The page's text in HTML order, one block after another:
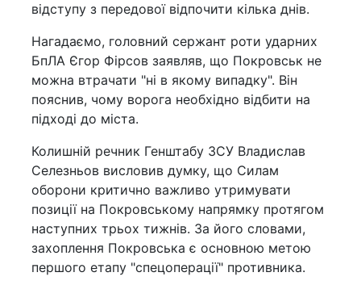
відступу з передової відпочити кілька днів.
Нагадаємо, головний сержант роти ударних
БпЛА Єгор Фірсов заявляв, що Покровськ не
можна втрачати "ні в якому випадку". Він
пояснив, чому ворога необхідно відбити на
підході до міста.
Колишній речник Генштабу ЗСУ Владислав
Селезньов висловив думку, що Силам
оборони критично важливо утримувати
позиції на Покровському напрямку протягом
наступних трьох тижнів. За його словами,
захоплення Покровська є основною метою
першого етапу "спецоперації" противника.